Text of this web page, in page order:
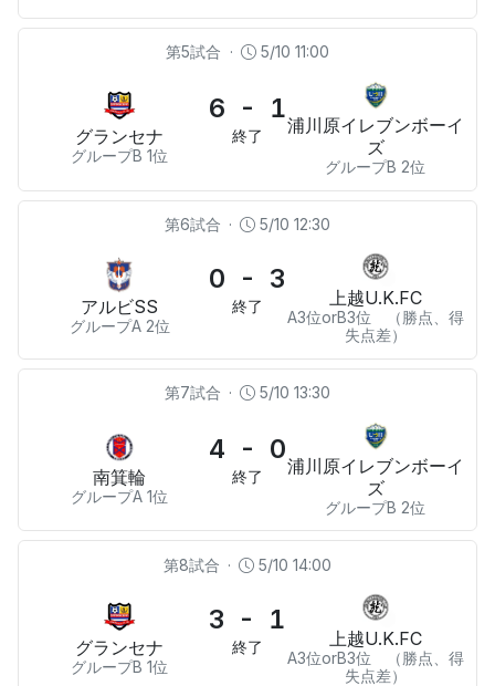
第5試合 · 5/10 11:00
グランセナ
グループB 1位
6 - 1
終了
浦川原イレブンボーイ
ズ
グループB 2位
第6試合 · 5/10 12:30
アルビSS
グループA 2位
0 - 3
終了 上越U.K.FC
A3位orB3位 （勝点、得
失点差）
第7試合 · 5/10 13:30
南箕輪
グループA 1位
4 - 0
終了
浦川原イレブンボーイ
ズ
グループB 2位
第8試合 · 5/10 14:00
グランセナ
グループB 1位
3 - 1
終了 上越U.K.FC
A3位orB3位 （勝点、得
失点差）